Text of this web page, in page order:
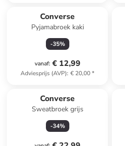
Converse
Pyjamabroek kaki
-35%
vanaf: € 12,99
Adviesprijs (AVP): € 20,00*
Converse
Sweatbroek grijs
-34%